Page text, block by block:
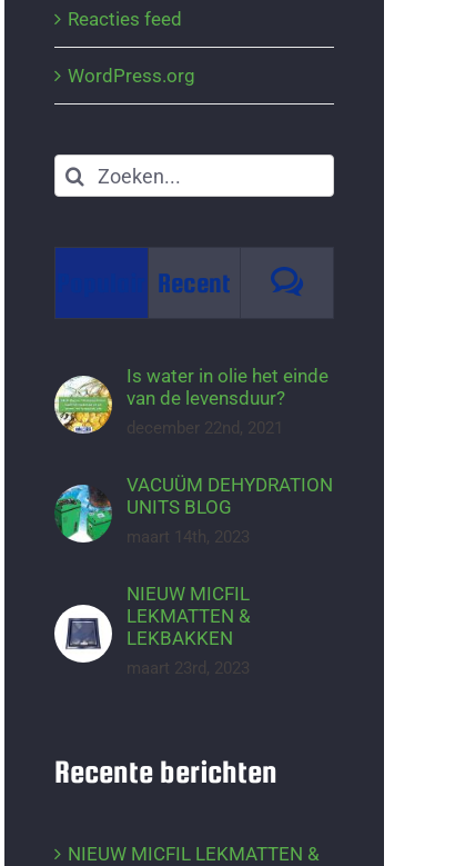
Reacties feed
WordPress.org
Zoeken
naar:
Recent Reacties
Is water in olie het einde
van de levensduur?
december 22nd, 2021
VACUÜM DEHYDRATION
UNITS BLOG
maart 14th, 2023
NIEUW MICFIL
LEKMATTEN &
LEKBAKKEN
maart 23rd, 2023
Recente berichten
NIEUW MICFIL LEKMATTEN &